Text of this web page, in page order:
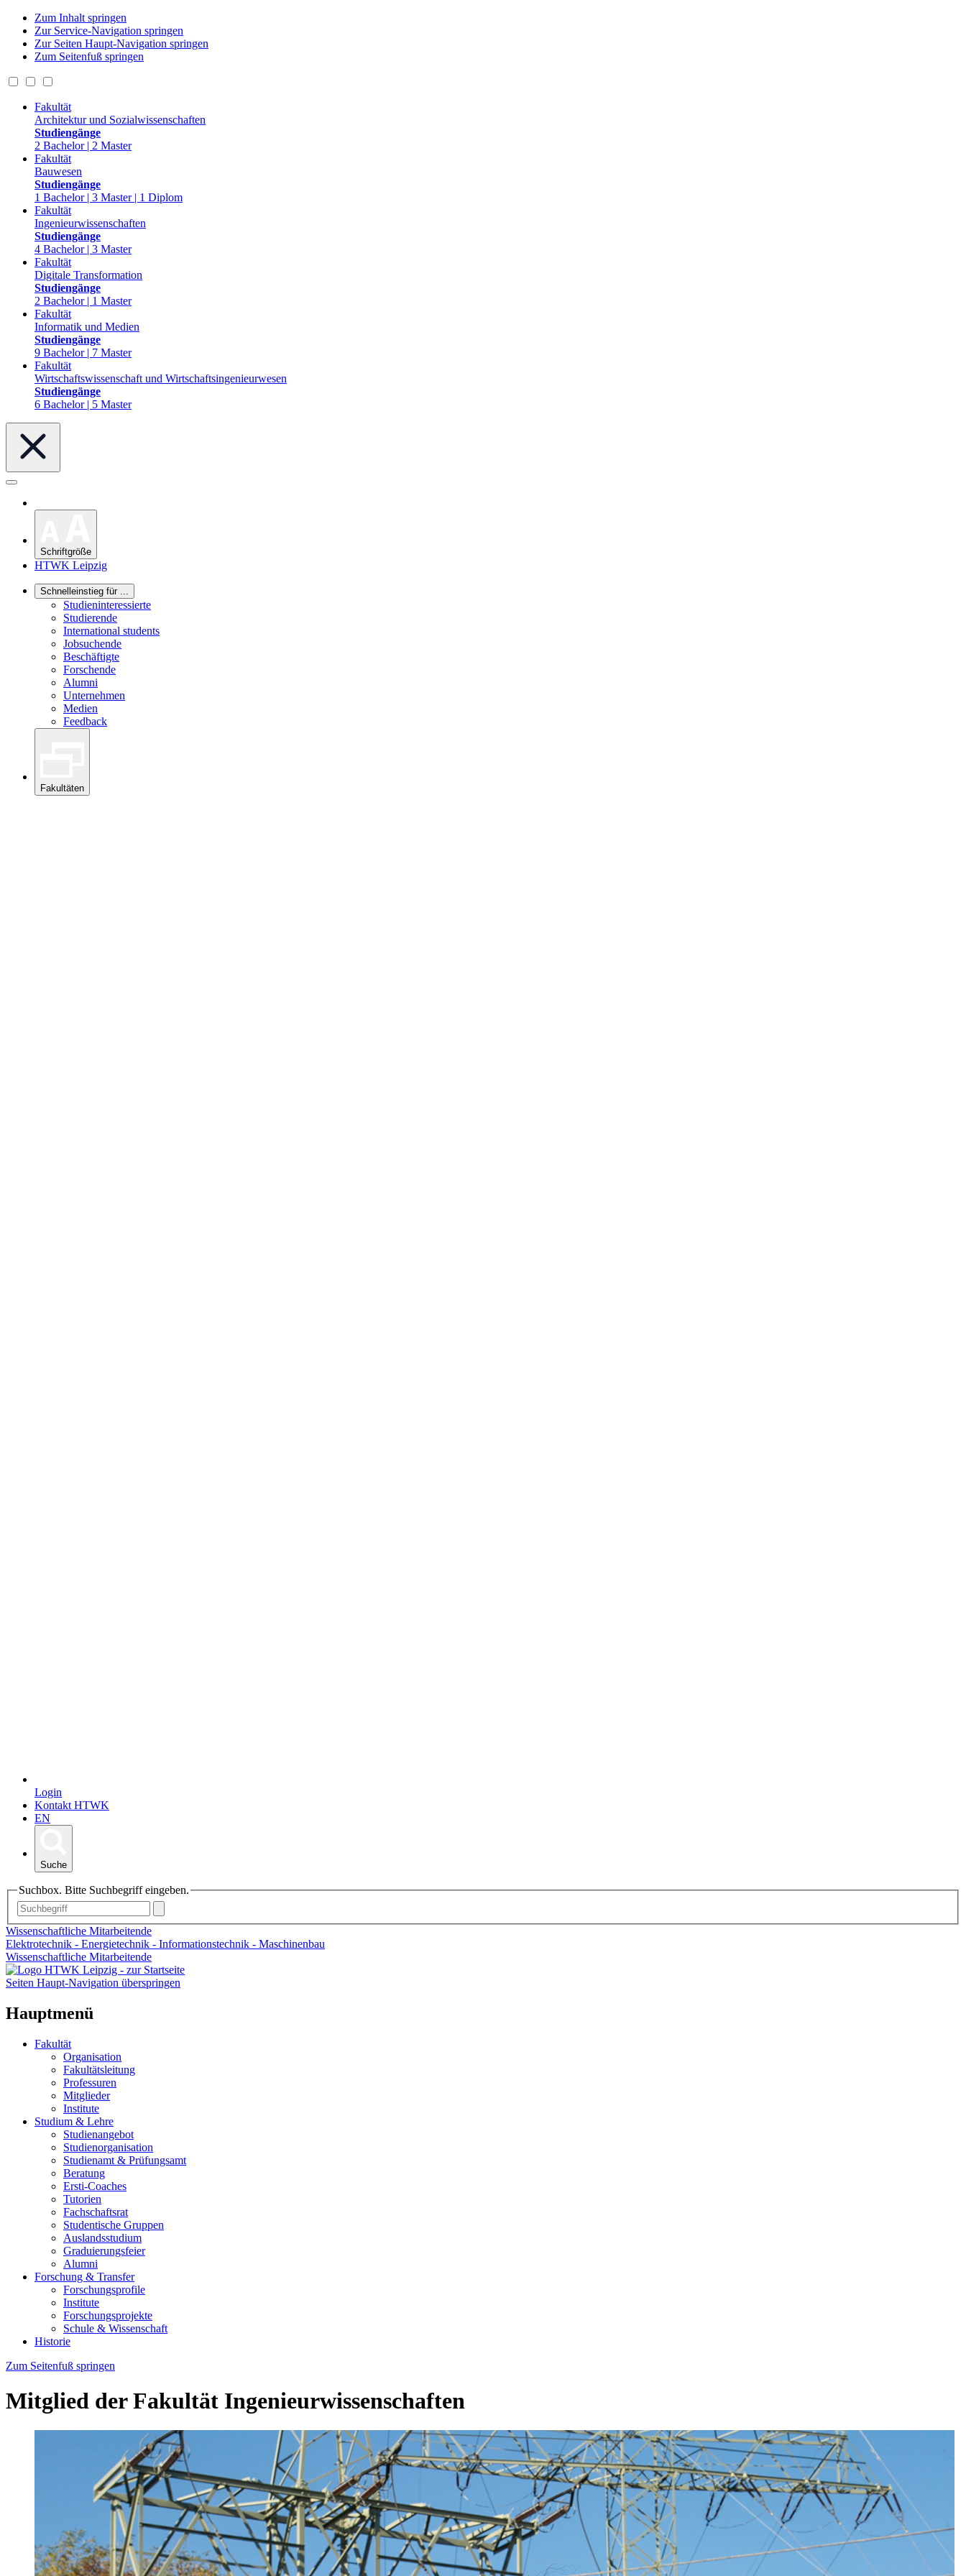
Zum Inhalt springen
Zur Service-Navigation springen
Zur Seiten Haupt-Navigation springen
Zum Seitenfuß springen
Fakultät
Architektur und Sozialwissenschaften
Studiengänge
2 Bachelor | 2 Master
Fakultät
Bauwesen
Studiengänge
1 Bachelor | 3 Master | 1 Diplom
Fakultät
Ingenieurwissenschaften
Studiengänge
4 Bachelor | 3 Master
Fakultät
Digitale Transformation
Studiengänge
2 Bachelor | 1 Master
Fakultät
Informatik und Medien
Studiengänge
9 Bachelor | 7 Master
Fakultät
Wirtschaftswissenschaft und Wirtschaftsingenieurwesen
Studiengänge
6 Bachelor | 5 Master
Schriftgröße
HTWK Leipzig
Schnelleinstieg für ...
Studieninteressierte
Studierende
International students
Jobsuchende
Beschäftigte
Forschende
Alumni
Unternehmen
Medien
Feedback
Fakultäten
Login
Kontakt HTWK
EN
Suche
Suchbox. Bitte Suchbegriff eingeben.
Wissenschaftliche Mitarbeitende
Elektrotechnik - Energietechnik - Informationstechnik - Maschinenbau
Wissenschaftliche Mitarbeitende
Seiten Haupt-Navigation überspringen
Hauptmenü
Fakultät
Organisation
Fakultätsleitung
Professuren
Mitglieder
Institute
Studium & Lehre
Studienangebot
Studienorganisation
Studienamt & Prüfungsamt
Beratung
Ersti-Coaches
Tutorien
Fachschaftsrat
Studentische Gruppen
Auslandsstudium
Graduierungsfeier
Alumni
Forschung & Transfer
Forschungsprofile
Institute
Forschungsprojekte
Schule & Wissenschaft
Historie
Zum Seitenfuß springen
Mitglied der Fakultät Ingenieurwissenschaften